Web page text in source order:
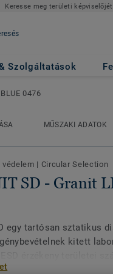
Keresse meg területi képviselőjét
Szolgáltatások
0476
0476
MŰSZAKI ADATOK
| Circular Selection
SD - Granit
egy tartósan sztatikus
kitett
és az iQ